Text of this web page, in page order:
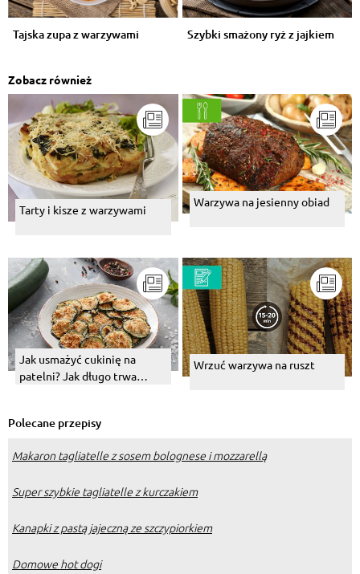
Tajska zupa z warzywami Szybki smażony ryż z jajkiem
Zobacz również
Tarty i kisze z warzywami
Warzywa na jesienny obiad
Jak usmażyć cukinię na
patelni? Jak długo trwa
Wrzuć warzywa na ruszt
Polecane przepisy
Makaron tagliatelle z sosem bolognese i mozzarellą
Super szybkie tagliatelle z kurczakiem
Kanapki z pastą jajeczną ze szczypiorkiem
Domowe hot dogi